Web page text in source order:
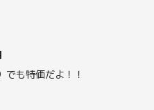
でも特価だよ！！